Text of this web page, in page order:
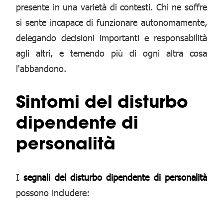
presente in una varietà di contesti. Chi ne soffre
si sente incapace di funzionare autonomamente,
delegando decisioni importanti e responsabilità
agli altri, e temendo più di ogni altra cosa
l'abbandono.
Sintomi del disturbo
dipendente di
personalità
Isegnali del disturbo dipendente di personalità
possono includere: